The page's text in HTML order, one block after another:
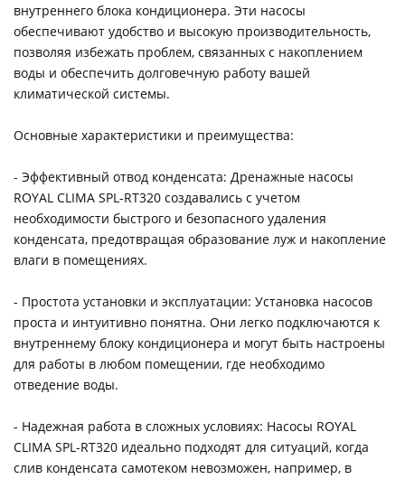
внутреннего блока кондиционера. Эти насосы
обеспечивают удобство и высокую производительность,
позволяя избежать проблем, связанных с накоплением
воды и обеспечить долговечную работу вашей
климатической системы.
Основные характеристики и преимущества:
- Эффективный отвод конденсата: Дренажные насосы
ROYAL CLIMA SPL-RT320 создавались с учетом
необходимости быстрого и безопасного удаления
конденсата, предотвращая образование луж и накопление
влаги в помещениях.
- Простота установки и эксплуатации: Установка насосов
проста и интуитивно понятна. Они легко подключаются к
внутреннему блоку кондиционера и могут быть настроены
для работы в любом помещении, где необходимо
отведение воды.
- Надежная работа в сложных условиях: Насосы ROYAL
CLIMA SPL-RT320 идеально подходят для ситуаций, когда
слив конденсата самотеком невозможен, например, в